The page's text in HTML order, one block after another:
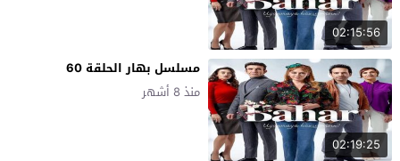
02:15:56
02:19:25
مسلسل بهار الحلقة 60
منذ 8 أشهر